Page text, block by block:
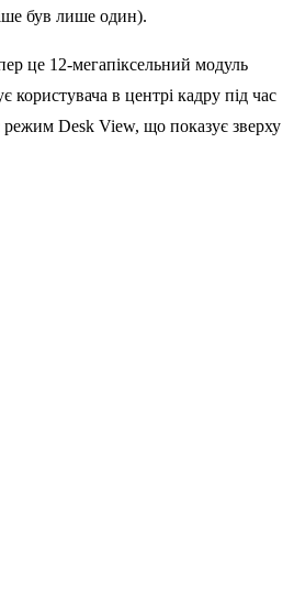
був лише один).
це 12-мегапіксельний модуль
користувача в центрі кадру під час
режим Desk View, що показує зверху